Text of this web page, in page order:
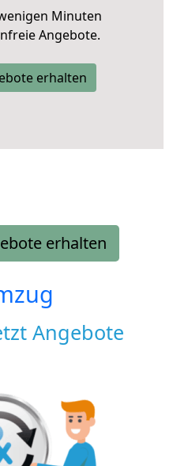
Minuten
Angebote.
erhalten
erhalten
Angebote